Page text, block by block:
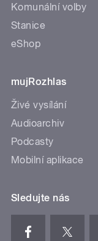
Komunální volby
Stanice
eShop
mujRozhlas
Živé vysílání
Audioarchiv
Podcasty
Mobilní aplikace
Sledujte nás